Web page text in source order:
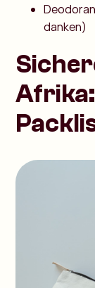
danken)